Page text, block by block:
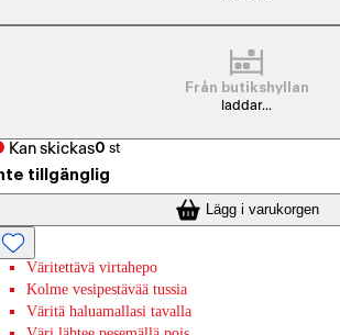
Från butikshyllan
laddar...
Kan skickas0 st
tillgänglig
Lägg i varukorgen
Väritettävä virtahepo
Kolme vesipestävää tussia
Väritä haluamallasi tavalla